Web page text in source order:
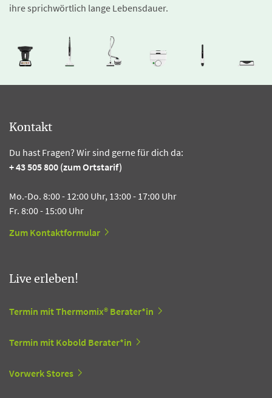
ihre sprichwörtlich lange Lebensdauer.
Kontakt
Du hast Fragen? Wir sind gerne für dich da:
+ 43 505 800 (zum Ortstarif)
Mo.-Do. 8:00 - 12:00 Uhr, 13:00 - 17:00 Uhr
Fr. 8:00 - 15:00 Uhr
Zum Kontaktformular
Live erleben!
Termin mit Thermomix® Berater*in
Termin mit Kobold Berater*in
Vorwerk Stores